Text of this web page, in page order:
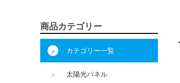
商品カテゴリー
カテゴリー一覧
太陽光パネル